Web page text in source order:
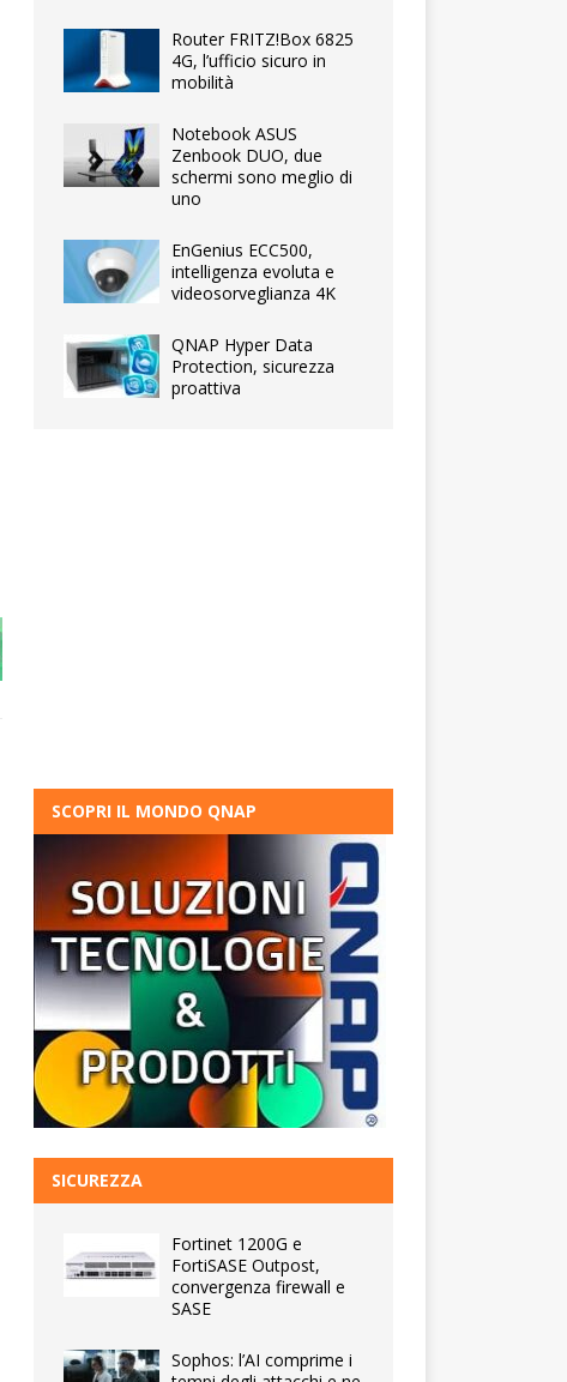
Router FRITZ!Box 6825
4G, l’ufficio sicuro in
mobilità
Notebook ASUS
Zenbook DUO, due
schermi sono meglio di
uno
EnGenius ECC500,
intelligenza evoluta e
videosorveglianza 4K
QNAP Hyper Data
Protection, sicurezza
proattiva
SCOPRI IL MONDO QNAP
SICUREZZA
Fortinet 1200G e
FortiSASE Outpost,
convergenza firewall e
SASE
Sophos: l’AI comprime i